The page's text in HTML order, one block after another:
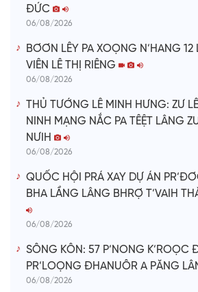
ĐỨC
06/08/2026
BƠƠN LÊY PA XOỌNG N’HANG
VIÊN LÊ THỊ RIÊNG
06/08/2026
THỦ TƯỚNG LÊ MINH HƯNG: ZƯ
NINH MẠNG NẮC PA TÊỆT LÂNG
NƯIH
06/08/2026
QUỐC HỘI PRÁ XAY DỰ ÁN
BHA LẦNG LÂNG BHRỢ T’VAIH
06/08/2026
SÔNG KÔN: 57 P’NONG K’ROỌC
PR’LOỌNG ĐHANUÔR A PĂNG
06/08/2026